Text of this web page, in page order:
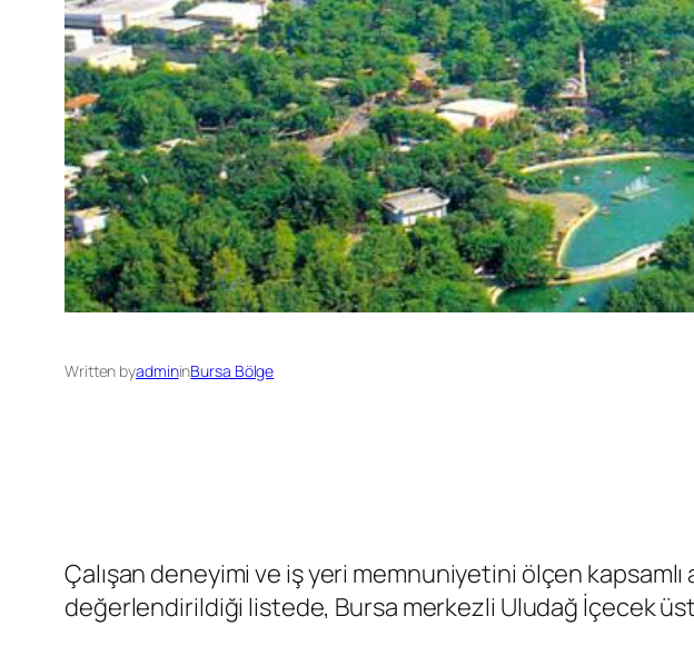
Written byadmininBursa Bölge
Çalışan deneyimi ve iş yeri memnuniyetini ölçen
değerlendirildiği listede, Bursa merkezli Uludağ İçecek üst